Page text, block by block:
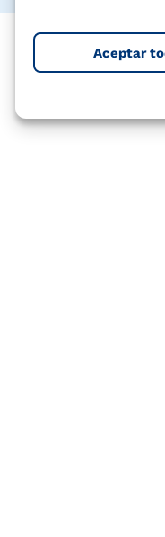
Aceptar